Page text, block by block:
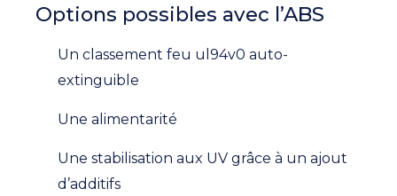
Options possibles avec l’ABS
Un classement feu ul94v0 auto-
extinguible
Une alimentarité
Une stabilisation aux UV grâce à un ajout
d’additifs